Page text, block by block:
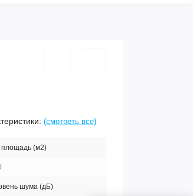
(смотреть все)
площадь (м2)
шума (дБ)